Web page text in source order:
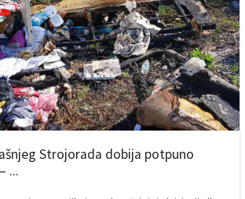
Strojorada dobija potpuno
...